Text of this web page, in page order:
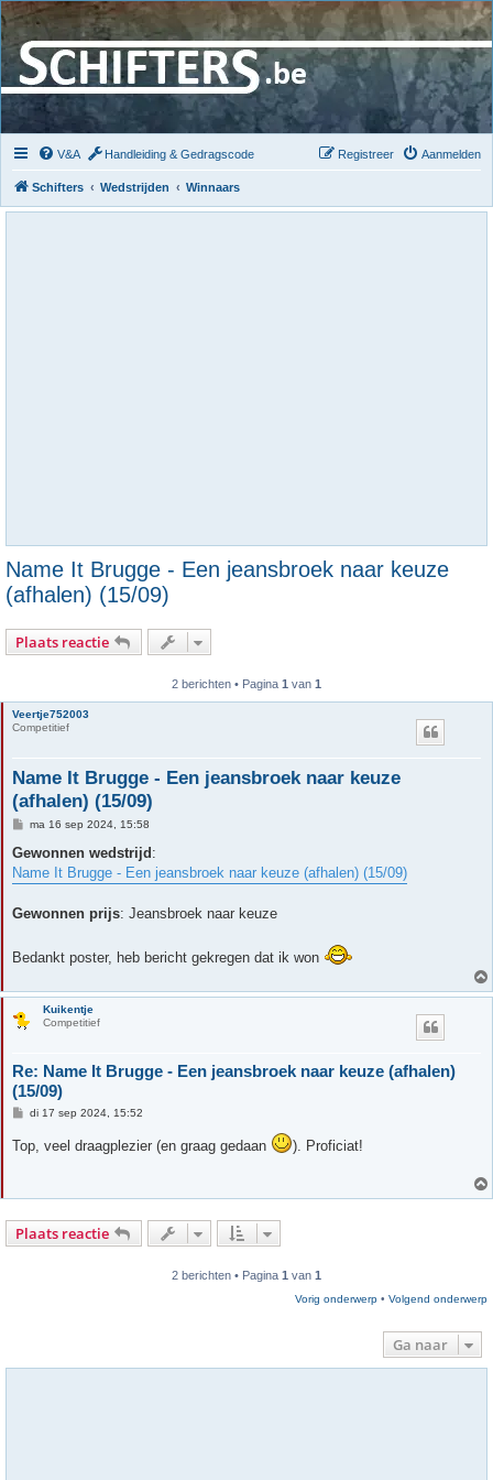
V&A Handleiding & Gedragscode Aanmelden
Registreer
Schifters Wedstrijden Winnaars
Name It Brugge - Een jeansbroek naar keuze
(afhalen) (15/09)
Plaats reactie
2 berichten • Pagina 1 van 1
Veertje752003
Competitief
Name It Brugge - Een jeansbroek naar keuze
(afhalen) (15/09)
B
r
c
ma 16 sep 2024, 15:58
Gewonnen wedstrijd :
Name It Brugge - Een jeansbroek naar keuze (afhalen) (15/09)
Gewonnen prijs: Jeansbroek naar keuze
Bedankt poster, heb bericht gekregen dat ik won
Kuikentje
Competitief
Re: Name It Brugge - Een jeansbroek naar keuze (afhalen)
(15/09)
B
i
di 17 sep 2024, 15:52
Top, veel draagplezier (en graag gedaan ). Proficiat!
Plaats reactie
2 berichten • Pagina 1 van 1
Vorig onderwerp • Volgend onderwerp
Ga naar